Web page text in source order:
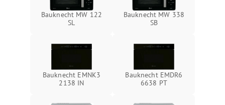
Bauknecht MW 122
SL
Bauknecht MW 338
SB
Bauknecht EMNK3
2138 IN
Bauknecht EMDR6
6638 PT